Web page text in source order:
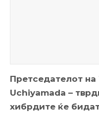
Претседателот
Uchiyamada –
хибрдите ќе